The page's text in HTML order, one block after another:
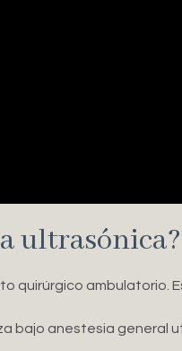
ultrasónica?
quirúrgico ambulatorio.
bajo anestesia general